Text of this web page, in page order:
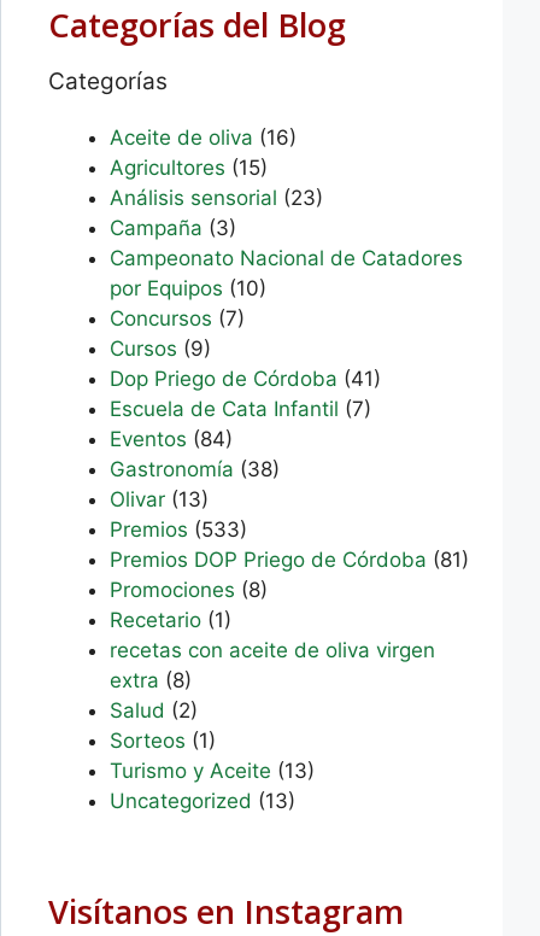
Categorías del Blog
Categorías
Aceite de oliva (16)
Agricultores (15)
Análisis sensorial (23)
Campaña (3)
Campeonato Nacional de Catadores
por Equipos (10)
Concursos (7)
Cursos (9)
Dop Priego de Córdoba (41)
Escuela de Cata Infantil (7)
Eventos (84)
Gastronomía (38)
Olivar (13)
Premios (533)
Premios DOP Priego de Córdoba (81)
Promociones (8)
Recetario (1)
recetas con aceite de oliva virgen
extra (8)
Salud (2)
Sorteos (1)
Turismo y Aceite (13)
Uncategorized (13)
Visítanos en Instagram